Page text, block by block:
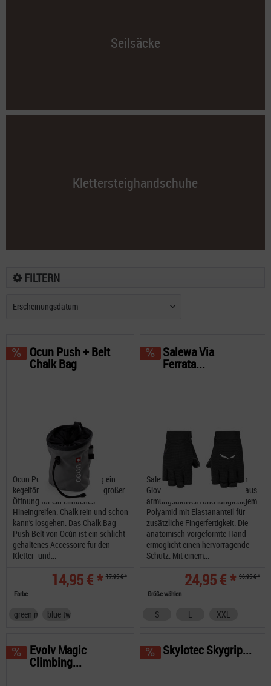
Seilsäcke
Klettersteighandschuhe
FILTERN
Ocun Push + Belt Chalk Bag ein
kegelförmiger Chalkbag mit großer
Öffnung für ein einfaches
Hineingreifen. Chalk rein und schon
kann's losgehen. Das Chalk Bag
Push Belt von Ocún ist ein schlicht
gehaltenes Accessoire für den
Kletter- und...
14,95 € * 17,95 € *
Ocun Push + Belt
Chalk Bag
Farbe
green medium twist
blue twist
Salewa Via Ferrata Durastretch
Gloves Handschuhe bestehen aus
atmungsaktivem und langlebigem
Polyamid mit Elastananteil für
zusätzliche Fingerfertigkeit. Die
anatomisch vorgeformte Hand
ermöglicht einen hervorragende
Schutz. Mit einem...
24,95 € * 36,95 € *
Salewa Via
Ferrata...
Größe wählen
S L XXL
Evolv Magic
Climbing...
Skylotec Skygrip...